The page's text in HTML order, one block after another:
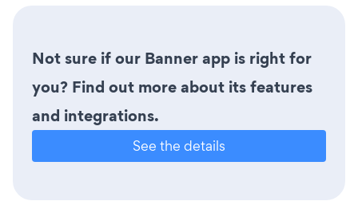
Not sure if our Banner app is right for
you? Find out more about its features
and integrations.
See the details